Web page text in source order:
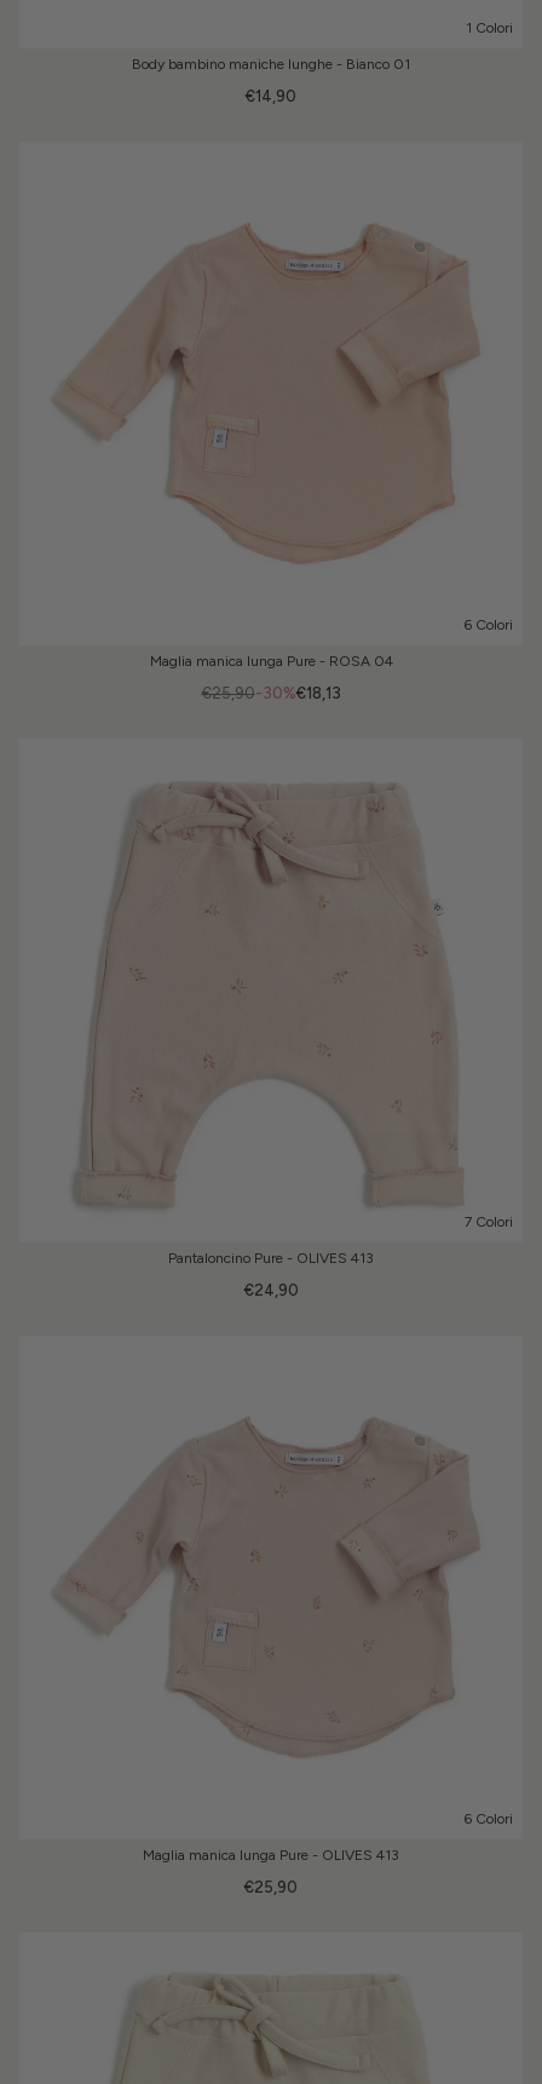
1 Colori
Body bambino maniche lunghe - Bianco 01
€14,90
6 Colori
Maglia manica lunga Pure - ROSA 04
-30%
€25,90 €18,13
7 Colori
Pantaloncino Pure - OLIVES 413
€24,90
6 Colori
Maglia manica lunga Pure - OLIVES 413
€25,90